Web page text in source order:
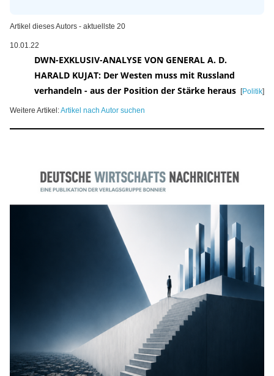
Artikel dieses Autors - aktuellste 20
10.01.22
DWN-EXKLUSIV-ANALYSE VON GENERAL A. D.
HARALD KUJAT: Der Westen muss mit Russland
verhandeln - aus der Position der Stärke heraus
[Politik]
Weitere Artikel:Artikel nach Autor suchen